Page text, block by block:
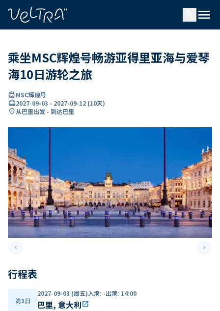
menu
乘坐MSC辉煌号畅游亚得里亚海与爱琴
海10日游轮之旅
directions_boatMSC辉煌号
card_travel2027-09-03 - 2027-09-12 (10天)
location_on从巴里出发 - 到达巴里
keyboard_arrow_leftPrevious slide keyboard_arrow_right
行程表
第1日
2027-09-03 (周五)入港: -出港: 14:00
巴里, 意大利open_in_new